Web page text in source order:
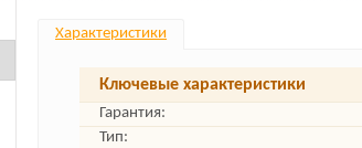
Характеристики
Ключевые характеристики
Гарантия:
Тип: